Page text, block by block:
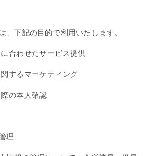
、下記の目的で利用いたします。
合わせたサービス提供
するマーケティング
の本人確認
理